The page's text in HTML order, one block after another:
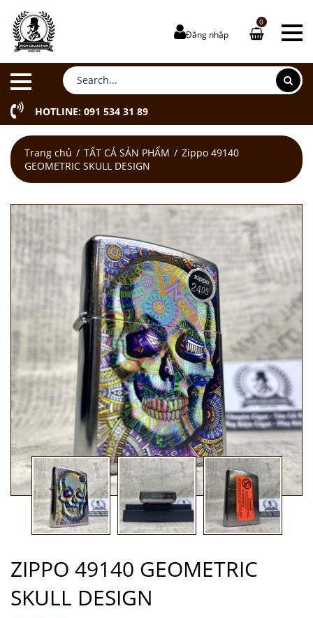
Đăng nhập
0
HOTLINE: 091 534 31 89
Trang chủ TẤT CẢ SẢN PHẨM
Zippo 49140
GEOMETRIC SKULL DESIGN
ZIPPO 49140 GEOMETRIC
SKULL DESIGN